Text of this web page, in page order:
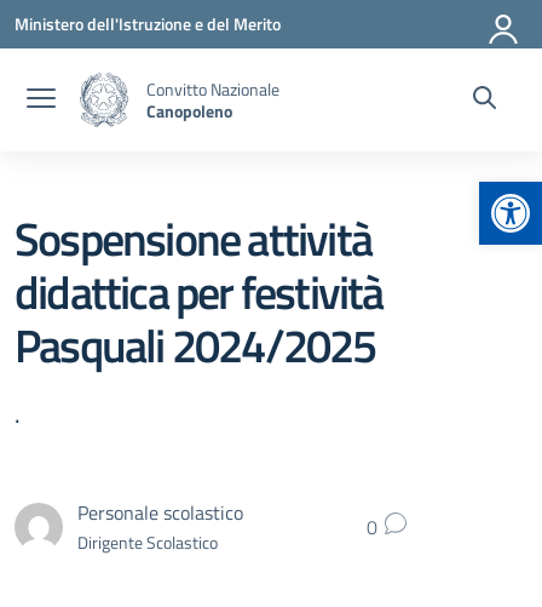
Vai ai contenuti
Vai al menu di navigazione
Vai al footer
Ministero dell'Istruzione e del Merito
Convitto Nazionale
Canopoleno
Sospensione attività
didattica per festività
Pasquali 2024/2025
.
Personale scolastico
Dirigente Scolastico 0